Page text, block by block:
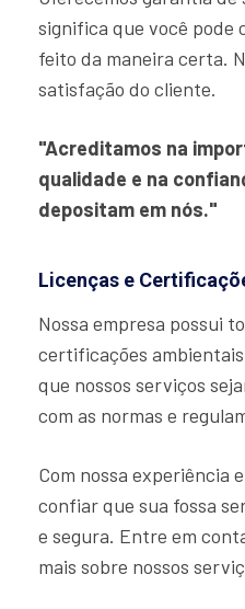
significa que você pode
feito da maneira certa.
satisfação do cliente.
"Acreditamos na
qualidade e na
depositam em nós."
Licenças e
Nossa empresa possui
certificações
que nossos serviços
com as normas e
Com nossa experiência
confiar que sua fossa
e segura. Entre em
mais sobre nossos